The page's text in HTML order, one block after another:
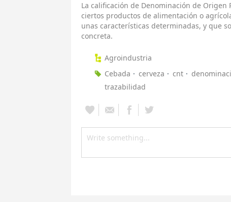
La calificación de Denominación de
ciertos productos de alimentación o
unas características determinadas, y que
concreta.
Agroindustria
Cebada
cerveza cnt
trazabilidad